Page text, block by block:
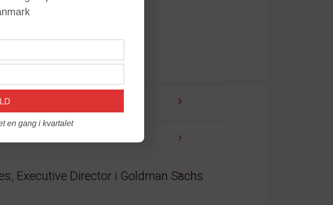
Executive Director i Goldman Sachs
en gang i kvartalet